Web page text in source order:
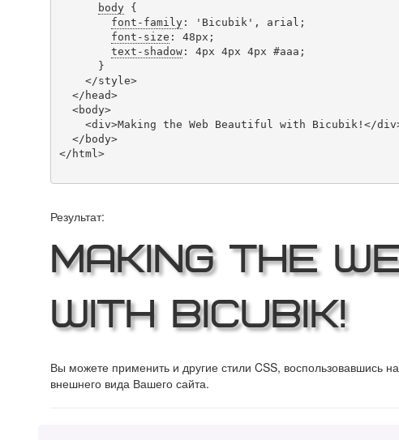
body {
font-family: 'Bicubik', arial;
font-size : 48px;
text-shadow: 4px 4px 4px #aaa;
</html>
Результат:
Making the
with Bicubik!
Вы можете применить и другие стили CSS, воспользовавшись
внешнего вида Вашего сайта.